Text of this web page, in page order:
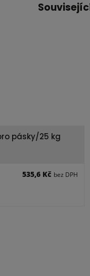
pásky/25 kg
535,6 Kč bez DPH